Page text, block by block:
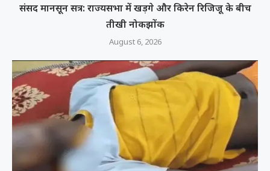
संसद मानसून सत्र: राज्यसभा में खड़गे और किरेन रिजिजू के बीच
तीखी नोकझोंक
August 6, 2026